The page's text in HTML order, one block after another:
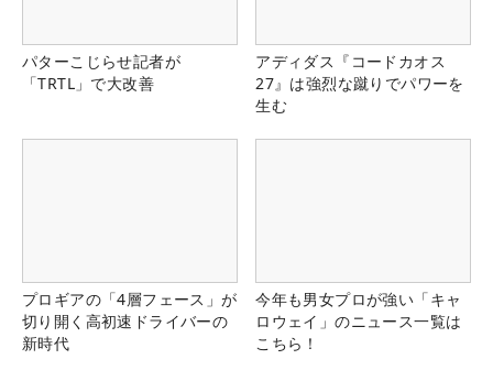
パターこじらせ記者が
「TRTL」で大改善
アディダス『コードカオス
27』は強烈な蹴りでパワーを
生む
プロギアの「4層フェース」が
切り開く高初速ドライバーの
新時代
今年も男女プロが強い「キャ
ロウェイ」のニュース一覧は
こちら！